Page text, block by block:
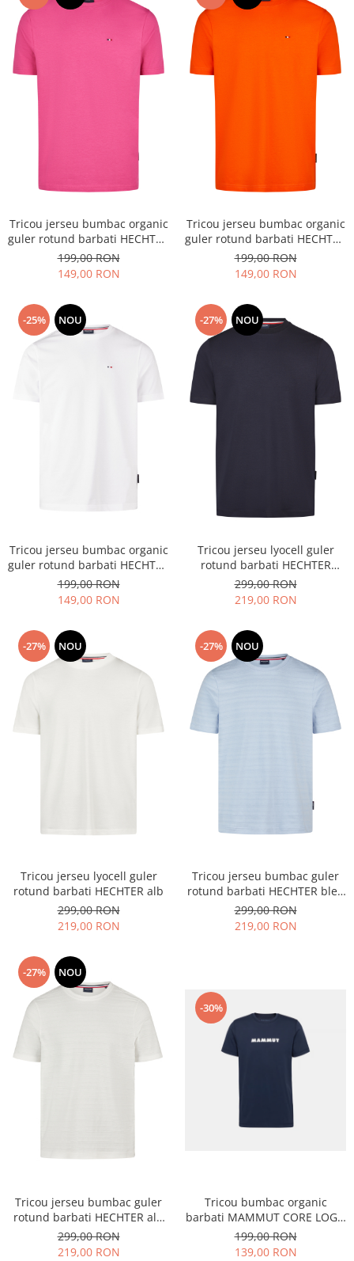
Tricou jerseu bumbac organic
guler rotund barbati HECHTER
fucsia
199,00 RON
149,00 RON
Tricou jerseu bumbac organic
guler rotund barbati HECHTER
portocaliu
199,00 RON
149,00 RON
-25% NOU
Tricou jerseu bumbac organic
guler rotund barbati HECHTER
alb
199,00 RON
149,00 RON
-27% NOU
Tricou jerseu lyocell guler
rotund barbati HECHTER
bleumarin
299,00 RON
219,00 RON
-27% NOU
Tricou jerseu lyocell guler
rotund barbati HECHTER alb
299,00 RON
219,00 RON
-27% NOU
Tricou jerseu bumbac guler
rotund barbati HECHTER bleu
dungi tricotate
299,00 RON
219,00 RON
-27% NOU
Tricou jerseu bumbac guler
rotund barbati HECHTER alb
dungi tricotate
299,00 RON
219,00 RON
-30%
Tricou bumbac organic
barbati MAMMUT CORE LOGO
bleumarin
199,00 RON
139,00 RON